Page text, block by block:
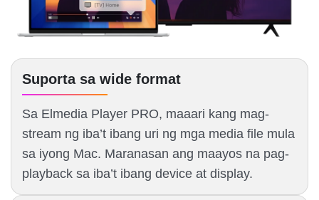
Suporta sa wide format
Sa Elmedia Player PRO, maaari kang mag-
stream ng iba’t ibang uri ng mga media file mula
sa iyong Mac. Maranasan ang maayos na pag-
playback sa iba’t ibang device at display.